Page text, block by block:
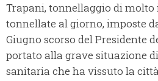
Trapani, tonnellaggio di molto
tonnellate al giorno, imposte
Giugno scorso del Presidente
portato alla grave situazione
sanitaria che ha vissuto la